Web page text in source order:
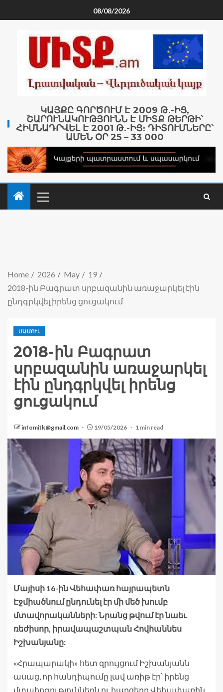
08/08/2026
ԿԱՅՔԸ ԳՈՐԾՈՒՄ Է 2009 Թ․-ԻՑ,
ՇԱՐՈՒՆԱԿՈՒԹՅՈՒՆՆ Է ՄԻՏՔ ԹԵՐԹԻ՝
ՀԻՄՆԱԴՐՎԵԼ Է 2001 Թ․-ԻՑ։ ԴԻՏՈՒՄՆԵՐԸ՝
ԱՄԵՆ ՕՐ 25 – 33 000
Home 2026 May
19
2018-ին Բագրատ սրբազանին առաջարկել էին
ընդգրկվել իրենց ցուցակում
ՄԱՄՈՒԼ
2018-ին Բագրատ
սրբազանին առաջարկել
էին ընդգրկվել իրենց
ցուցակում
infomitk@gmail.com 19/05/2026 1 min read
Մայիսի 16-ին Վեհափառ հայրապետն
Էջմիածնում ընդունել էր մի մեծ խումբ
մտավորականների: Նրանց թվում էր նաեւ
ռեժիսոր, իրավապաշտպան Հովհաննես
Իշխանյանը:
«Հրապարակի» հետ զրույցում Իշխանյանն
ասաց, որ հանդիպումը լավ առիթ էր՝ իրենց
մտահոգություններն ու հարցերը Վեհափառին